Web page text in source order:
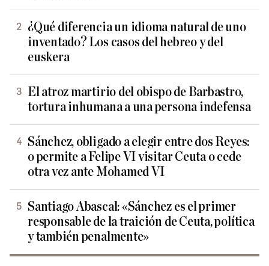
¿Qué diferencia un idioma natural de uno
inventado? Los casos del hebreo y del
euskera
El atroz martirio del obispo de Barbastro,
tortura inhumana a una persona indefensa
Sánchez, obligado a elegir entre dos Reyes:
o permite a Felipe VI visitar Ceuta o cede
otra vez ante Mohamed VI
Santiago Abascal: «Sánchez es el primer
responsable de la traición de Ceuta, política
y también penalmente»